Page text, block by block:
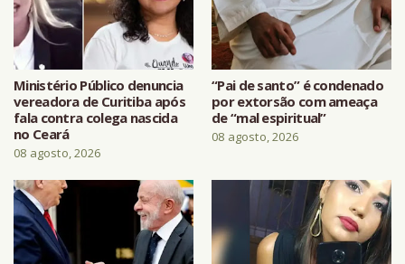
Ministério Público denuncia
vereadora de Curitiba após
fala contra colega nascida
no Ceará
08 agosto, 2026
“Pai de santo” é condenado
por extorsão com ameaça
de “mal espiritual”
08 agosto, 2026